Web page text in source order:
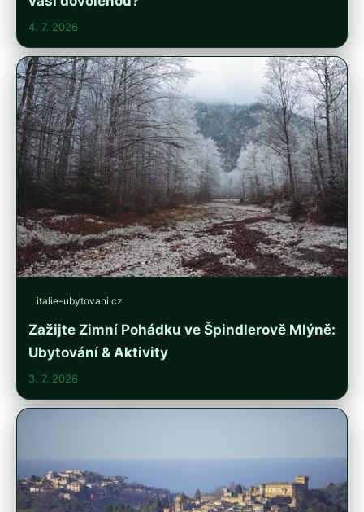
4. 7. 2026
italie-ubytovani.cz
Zažijte Zimní Pohádku ve Špindlerově Mlýně:
Ubytování & Aktivity
3. 7. 2026